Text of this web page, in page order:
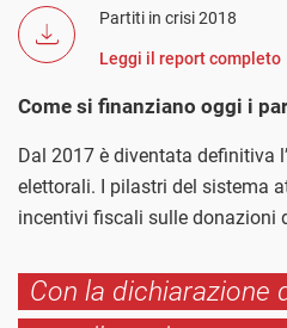
Partiti in crisi 2018
Leggi il report completo
Come si finanziano oggi i
Dal 2017 è diventata definitiva
elettorali. I pilastri del sistema
incentivi fiscali sulle donazioni
Con la dichiarazione